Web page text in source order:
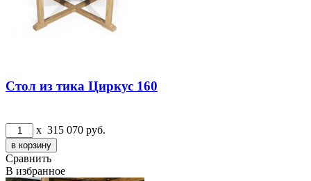
Стол из тика Циркус 160
x 315 070 руб.
Сравнить
В избранное